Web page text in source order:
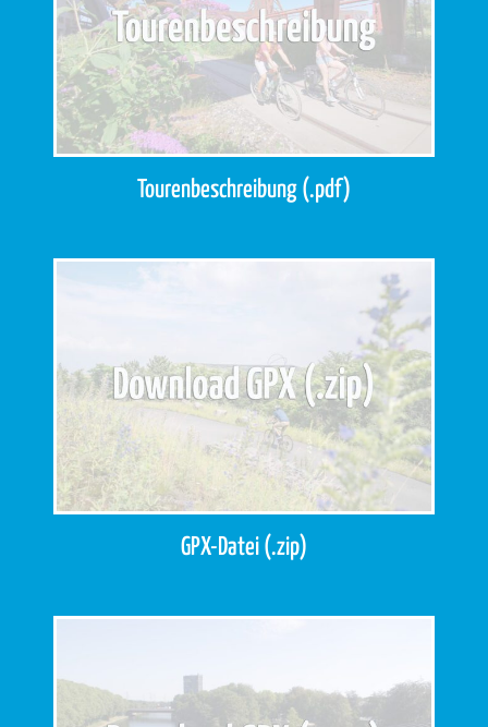
Tourenbeschreibung (.pdf)
GPX-Datei (.zip)